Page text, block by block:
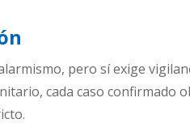
pero sí exige
cada caso confirmado